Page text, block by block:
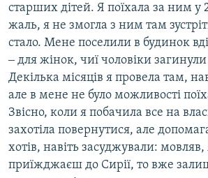
старших дітей. Я поїхала за ним у
жаль, я не змогла з ним там
стало. Мене поселили в будинок
‒ для жінок, чиї чоловіки загинули
Декілька місяців я провела там,
але в мене не було можливості
Звісно, коли я побачила все на
захотіла повернутися, але
хотів, навіть засуджували:
приїжджаєш до Сирії, то вже